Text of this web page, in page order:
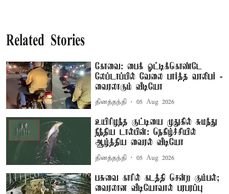
Related Stories
கோவை: பைக் ஓட்டிக்கொண்டே
லேப்டாப்பில் வேலை பார்த்த வாலிபர் -
வைரலாகும் வீடியோ
தினத்தந்தி 05 Aug 2026
உயிரிழந்த குட்டியை முதுகில் சுமந்து
நீந்திய டால்பின்: நெகிழ்ச்சியில்
ஆழ்த்திய வைரல் வீடியோ
தினத்தந்தி 05 Aug 2026
பசுவை காரில் கடத்தி சென்ற கும்பல்;
வைரலான வீடியோவால் பரபரப்பு